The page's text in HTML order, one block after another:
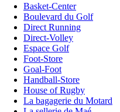
Basket-Center
Boulevard du Golf
Direct Running
Direct-Volley
Espace Golf
Foot-Store
Goal-Foot
Handball-Store
House of Rugby
La bagagerie du Motard